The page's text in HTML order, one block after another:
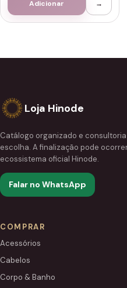
Adicionar →
Loja Hinode
Catálogo organizado e
escolha. A finalização pode
ecossistema oficial Hinode.
Falar no WhatsApp
COMPRAR
Acessórios
Cabelos
Corpo & Banho